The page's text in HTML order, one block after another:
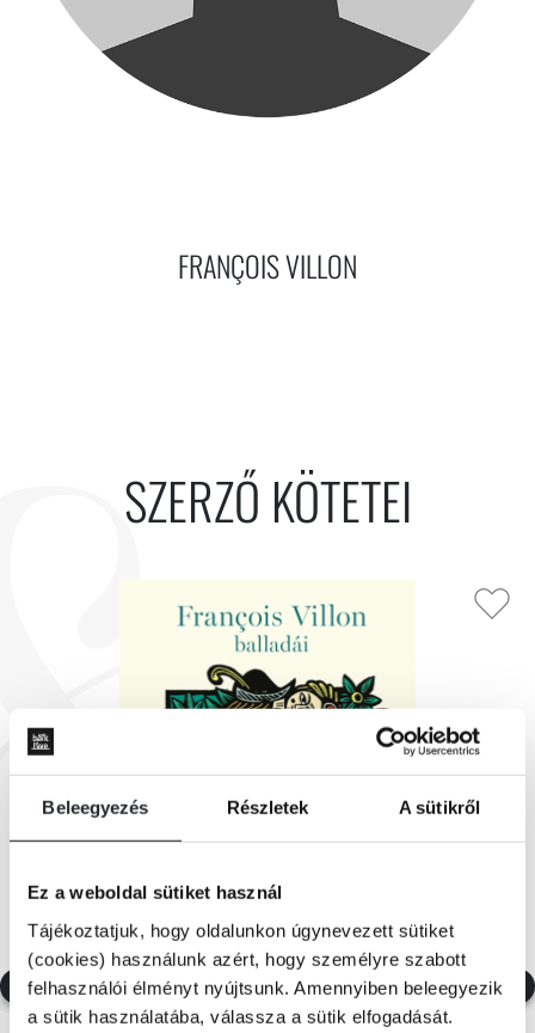
Beleegyezés Részletek A sütikről
Ez a weboldal sütiket használ
Tájékoztatjuk, hogy oldalunkon úgynevezett sütiket
(cookies) használunk azért, hogy személyre szabott
felhasználói élményt nyújtsunk. Amennyiben beleegyezik
a sütik használatába, válassza a sütik elfogadását.
FRANÇOIS VILLON
SZERZŐ KÖTETEI